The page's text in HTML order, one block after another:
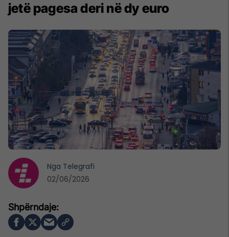
jetë pagesa deri në dy euro
Nga Telegrafi
02/06/2026